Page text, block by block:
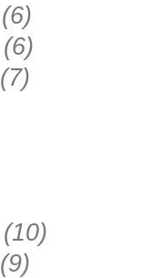
(6)
(6)
(7)
(10)
(9)